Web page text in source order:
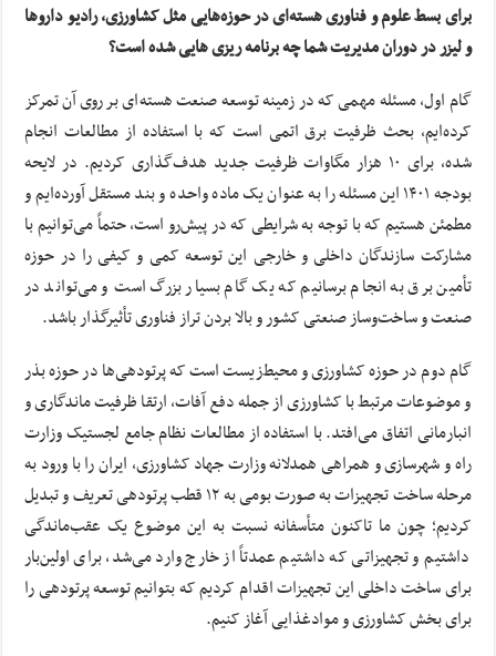
برای بسط علوم و فناوری هسته‌ای در حوزه‌هایی مثل کشاورزی، رادیو داروها
و لیزر در دوران مدیریت شما چه برنامه ریزی هایی شده است؟
گام اول، مسئله مهمی که در زمینه توسعه صنعت هسته‌ای بر روی آن تمرکز
کرده‌ایم، بحث ظرفیت برق اتمی است که با استفاده از مطالعات انجام
شده، برای ۱۰ هزار مگاوات ظرفیت جدید هدف‌گذاری کردیم. در لایحه
بودجه ۱۴۰۱ این مسئله را به عنوان یک ماده واحده و بند مستقل آورده‌ایم و
مطمئن هستیم که با توجه به شرایطی که در پیش‌رو است، حتماً می‌توانیم با
مشارکت سازندگان داخلی و خارجی این توسعه کمی و کیفی را در حوزه
تأمین برق به انجام برسانیم که یک گام بسیار بزرگ است و می‌تواند در
صنعت و ساخت‌وساز صنعتی کشور و بالا بردن تراز فناوری تأثیرگذار باشد.
گام دوم در حوزه کشاورزی و محیط‌زیست است که پرتودهی‌ها در حوزه بذر
و موضوعات مرتبط با کشاورزی از جمله دفع آفات، ارتقا ظرفیت ماندگاری و
انبارمانی اتفاق می‌افتد. با استفاده از مطالعات نظام جامع لجستیک وزارت
راه و شهرسازی و همراهی همدلانه وزارت جهاد کشاورزی، ایران را با ورود به
مرحله ساخت تجهیزات به صورت بومی به ۱۲ قطب پرتودهی تعریف و تبدیل
کردیم؛ چون ما تاکنون متأسفانه نسبت به این موضوع یک عقب‌ماندگی
داشتیم و تجهیزاتی که داشتیم عمدتاً از خارج وارد می‌شد، برای اولین‌بار
برای ساخت داخلی این تجهیزات اقدام کردیم که بتوانیم توسعه پرتودهی را
برای بخش کشاورزی و موادغذایی آغاز کنیم.